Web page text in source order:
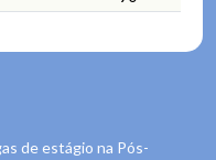
de estágio na Pós-